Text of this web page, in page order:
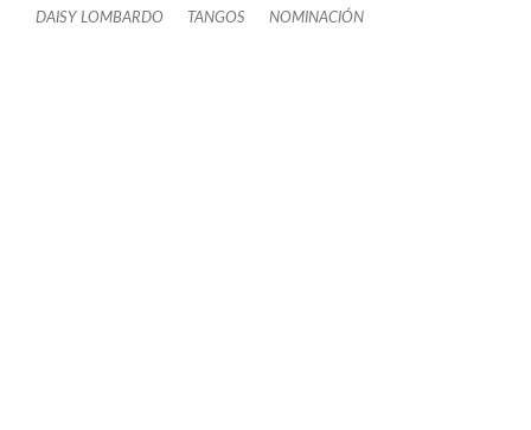
DAISY LOMBARDO TANGOS NOMINACIÓN